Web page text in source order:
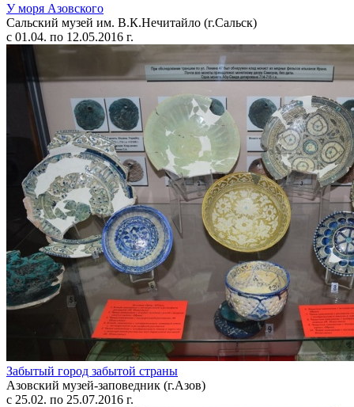
У моря Азовского
Сальский музей им. В.К.Нечитайло (г.Сальск)
с 01.04. по 12.05.2016 г.
Забытый город забытой страны
Азовский музей-заповедник (г.Азов)
с 25.02. по 25.07.2016 г.